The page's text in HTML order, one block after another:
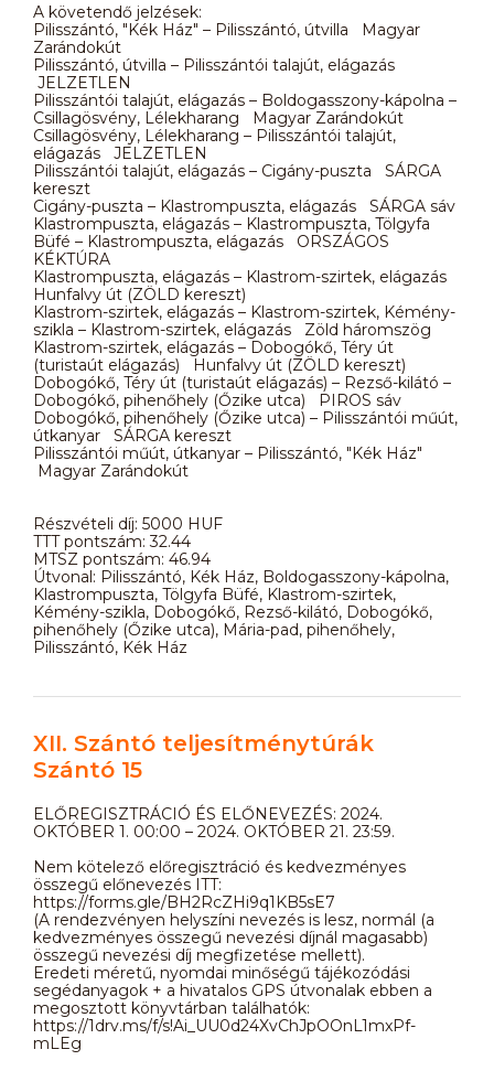
A követendő jelzések:
Pilisszántó, "Kék Ház" – Pilisszántó, útvilla Magyar
Zarándokút
Pilisszántó, útvilla – Pilisszántói talajút, elágazás
JELZETLEN
Pilisszántói talajút, elágazás – Boldogasszony-kápolna –
Csillagösvény, Lélekharang Magyar Zarándokút
Csillagösvény, Lélekharang – Pilisszántói talajút,
elágazás JELZETLEN
Pilisszántói talajút, elágazás – Cigány-puszta SÁRGA
kereszt
Cigány-puszta – Klastrompuszta, elágazás SÁRGA sáv
Klastrompuszta, elágazás – Klastrompuszta, Tölgyfa
Büfé – Klastrompuszta, elágazás ORSZÁGOS
KÉKTÚRA
Klastrompuszta, elágazás – Klastrom-szirtek, elágazás
Hunfalvy út (ZÖLD kereszt)
Klastrom-szirtek, elágazás – Klastrom-szirtek, Kémény-
szikla – Klastrom-szirtek, elágazás Zöld háromszög
Klastrom-szirtek, elágazás – Dobogókő, Téry út
(turistaút elágazás) Hunfalvy út (ZÖLD kereszt)
Dobogókő, Téry út (turistaút elágazás) – Rezső-kilátó –
Dobogókő, pihenőhely (Őzike utca) PIROS sáv
Dobogókő, pihenőhely (Őzike utca) – Pilisszántói műút,
útkanyar SÁRGA kereszt
Pilisszántói műút, útkanyar – Pilisszántó, "Kék Ház"
Magyar Zarándokút
Részvételi díj: 5000 HUF
TTT pontszám: 32.44
MTSZ pontszám: 46.94
Útvonal: Pilisszántó, Kék Ház, Boldogasszony-kápolna,
Klastrompuszta, Tölgyfa Büfé, Klastrom-szirtek,
Kémény-szikla, Dobogókő, Rezső-kilátó, Dobogókő,
pihenőhely (Őzike utca), Mária-pad, pihenőhely,
Pilisszántó, Kék Ház
XII. Szántó teljesítménytúrák
Szántó 15
ELŐREGISZTRÁCIÓ ÉS ELŐNEVEZÉS: 2024.
OKTÓBER 1. 00:00 – 2024. OKTÓBER 21. 23:59.
Nem kötelező előregisztráció és kedvezményes
összegű előnevezés ITT:
https://forms.gle/BH2RcZHi9q1KB5sE7
(A rendezvényen helyszíni nevezés is lesz, normál (a
kedvezményes összegű nevezési díjnál magasabb)
összegű nevezési díj megfizetése mellett).
Eredeti méretű, nyomdai minőségű tájékozódási
segédanyagok + a hivatalos GPS útvonalak ebben a
megosztott könyvtárban találhatók:
https://1drv.ms/f/s!Ai_UU0d24XvChJpOOnL1mxPf-
mLEg